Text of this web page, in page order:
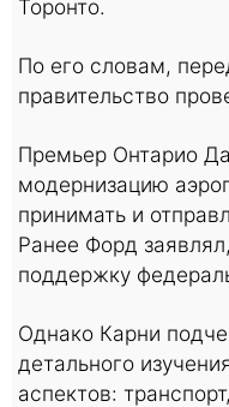
Торонто.
По его словам,
правительство
Премьер Онтарио
модернизацию
принимать и
Ранее Форд
поддержку
Однако Карни
детального
аспектов: